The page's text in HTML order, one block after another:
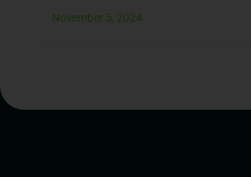
November 5, 2024